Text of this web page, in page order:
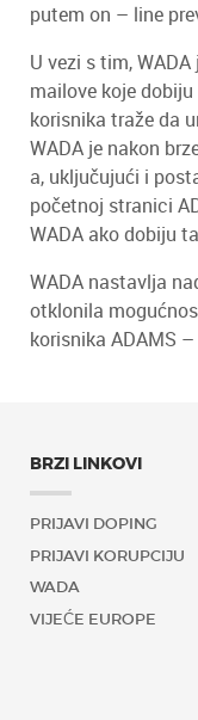
putem on – line
U vezi s tim,
mailove koje
korisnika traže da
WADA je nakon
a, uključujući i
početnoj stranici
WADA ako dobiju
WADA nastavlja
otklonila
korisnika ADAMS –
BRZI LINKOVI
PRIJAVI DOPING
PRIJAVI KORUPCIJU
WADA
VIJEĆE EUROPE